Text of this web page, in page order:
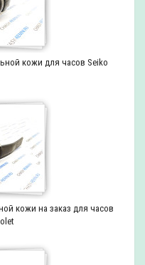
кожи для часов Seiko
кожи на заказ для часов